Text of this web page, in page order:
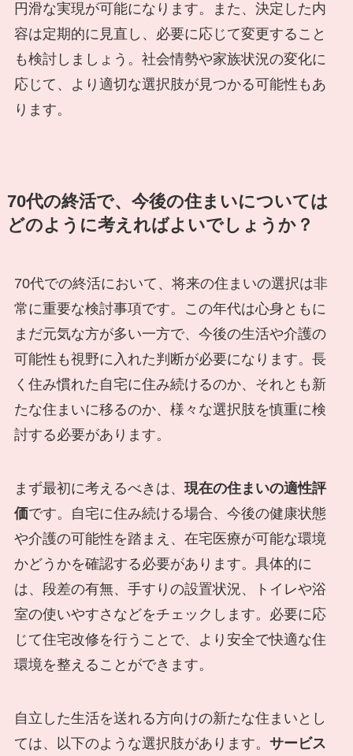
円滑な実現が可能になります。また、決定した内
容は定期的に見直し、必要に応じて変更すること
も検討しましょう。社会情勢や家族状況の変化に
応じて、より適切な選択肢が見つかる可能性もあ
ります。
70代の終活で、今後の住まいについては
どのように考えればよいでしょうか？
70代での終活において、将来の住まいの選択は非
常に重要な検討事項です。この年代は心身ともに
まだ元気な方が多い一方で、今後の生活や介護の
可能性も視野に入れた判断が必要になります。長
く住み慣れた自宅に住み続けるのか、それとも新
たな住まいに移るのか、様々な選択肢を慎重に検
討する必要があります。
まず最初に考えるべきは、 現在の住まいの適性評
価です。自宅に住み続ける場合、今後の健康状態
や介護の可能性を踏まえ、在宅医療が可能な環境
かどうかを確認する必要があります。具体的に
は、段差の有無、手すりの設置状況、トイレや浴
室の使いやすさなどをチェックします。必要に応
じて住宅改修を行うことで、より安全で快適な住
環境を整えることができます。
自立した生活を送れる方向けの新たな住まいとし
ては、以下のような選択肢があります。 サービス